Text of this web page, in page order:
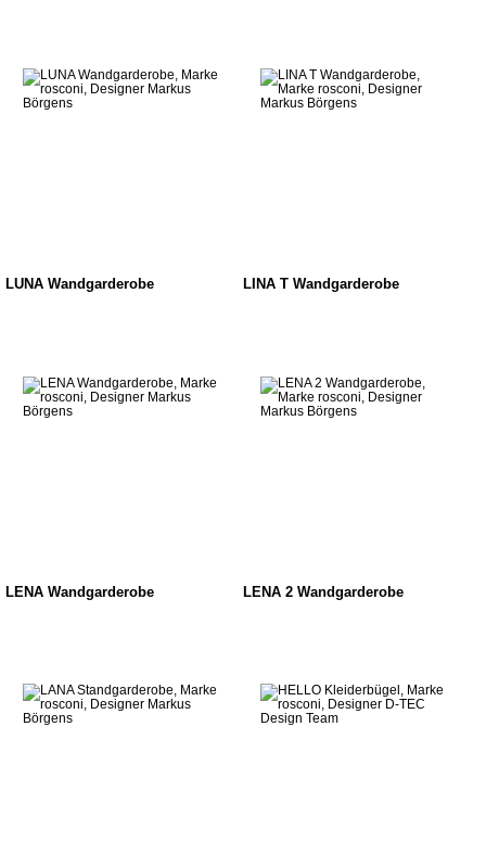
LUNA Wandgarderobe LINA T Wandgarderobe
LENA Wandgarderobe LENA 2 Wandgarderobe